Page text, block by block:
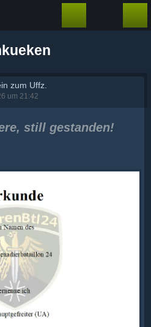
zum Uffz.
um 21:42
still gestanden!